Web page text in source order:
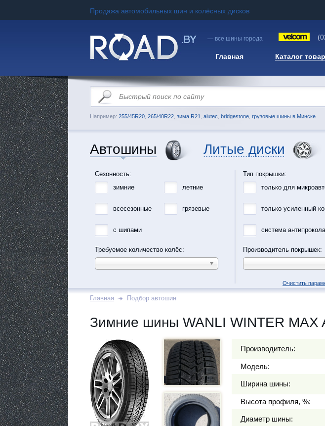
Продажа автомобильных шин и колёсных дисков
— все шины города
Главная Каталог
Например: 255/45R20 265/40R22 зима R21 alutec bridgestone грузовые шины в Минске
Автошины Литые диски
Сезонность:
зимние
летние
всесезонные грязевые
с шипами
Требуемое количество колёс:
Тип покрышки:
только для
только усиленный
система
Производитель покрышек:
Очистить
Главная Подбор автошин
Зимние шины WANLI WINTER MAX
Производитель:
Модель:
Ширина шины:
Высота профиля, %:
Диаметр шины: